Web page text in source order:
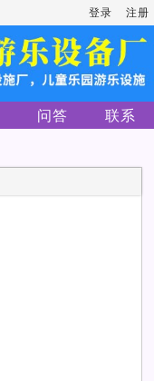
登录 注册
问答 联系